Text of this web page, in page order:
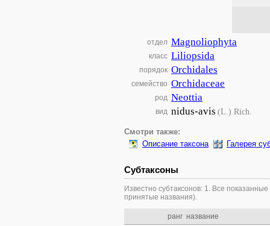
отдел Magnoliophyta
класс Liliopsida
порядок Orchidales
семейство Orchidaceae
род Neottia
вид nidus-avis (L.) Rich.
Смотри также:
Описание таксона
Галерея
Субтаксоны
Известно субтаксонов: 1. Все
принятые названия).
ранг название